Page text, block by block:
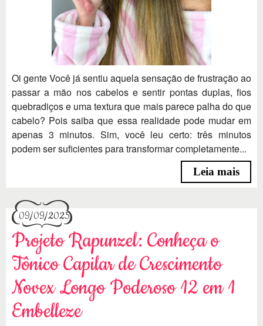
Oi gente Você já sentiu aquela sensação de frustração ao
passar a mão nos cabelos e sentir pontas duplas, fios
quebradiços e uma textura que mais parece palha do que
cabelo? Pois saiba que essa realidade pode mudar em
apenas 3 minutos. Sim, você leu certo: três minutos
podem ser suficientes para transformar completamente...
Leia mais
09/09/2025
Projeto Rapunzel: Conheça o
Tônico Capilar de Crescimento
Novex Longo Poderoso 12 em 1
Embelleze